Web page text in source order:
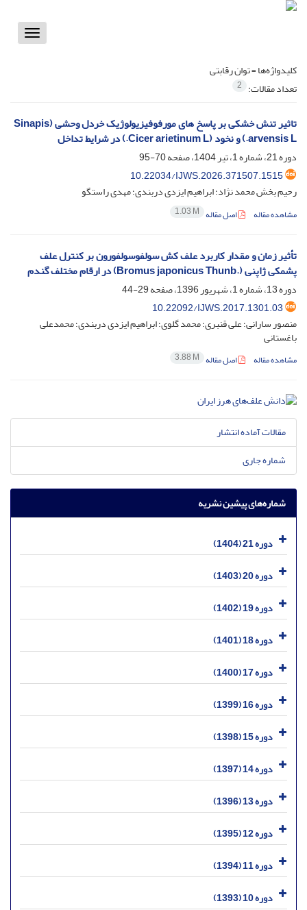
Toggle
کلیدواژه‌ها =توان رقابتی
تعداد مقالات: 2
تاثیر تنش خشکی بر پاسخ های مورفوفیزیولوژیک خردل وحشی (Sinapis
arvensis L.) و نخود (Cicer arietinum L.) در شرایط تداخل
دوره 21، شماره 1، تیر 1404، صفحه
70-95
10.22034/IJWS.2026.371507.1515
رحیم بخش محمد نژاد؛ ابراهیم ایزدی دربندی؛ مهدی راستگو
مشاهده مقاله اصل مقاله 1.03 M
تأثیر زمان و مقدار کاربرد علف کش سولفوسولفورون بر کنترل علف
پشمکی ژاپنی (.Bromus japonicus Thunb) در ارقام مختلف گندم
دوره 13، شماره 1، شهریور 1396، صفحه
29-44
10.22092/IJWS.2017.1301.03
منصور سارانی؛ علی قنبری؛ محمد گلوی؛ ابراهیم ایزدی دربندی؛ محمدعلی
باغستانی
مشاهده مقاله اصل مقاله 3.88 M
مقالات آماده انتشار
شماره جاری
شماره‌های پیشین نشریه
دوره 21 (1404)
دوره 20 (1403)
دوره 19 (1402)
دوره 18 (1401)
دوره 17 (1400)
دوره 16 (1399)
دوره 15 (1398)
دوره 14 (1397)
دوره 13 (1396)
دوره 12 (1395)
دوره 11 (1394)
دوره 10 (1393)